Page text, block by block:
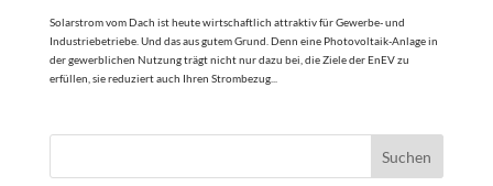
Solarstrom vom Dach ist heute wirtschaftlich attraktiv für Gewerbe- und
Industriebetriebe. Und das aus gutem Grund. Denn eine Photovoltaik-Anlage in
der gewerblichen Nutzung trägt nicht nur dazu bei, die Ziele der EnEV zu
erfüllen, sie reduziert auch Ihren Strombezug...